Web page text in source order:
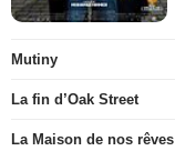
Mutiny
La fin d’Oak Street
La Maison de nos rêves